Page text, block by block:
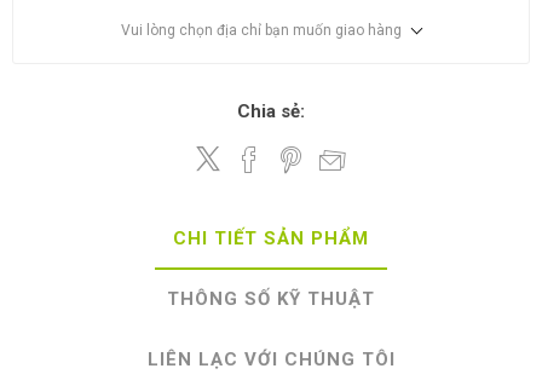
Vui lòng chọn địa chỉ bạn muốn giao hàng
Chia sẻ:
CHI TIẾT SẢN PHẨM
THÔNG SỐ KỸ THUẬT
LIÊN LẠC VỚI CHÚNG TÔI